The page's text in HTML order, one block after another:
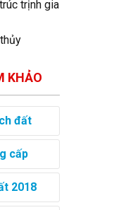
KHẢO
đất
cấp
2018